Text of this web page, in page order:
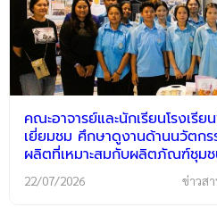
คณะอาจารย์และนักเรียนโรงเ
เยี่ยมชม ศึกษาดูงานด้านนวัตกร
ผลิตที่เหมาะสมกับผลิตภัณฑ์ชุม
22/07/2026 ข่าวส